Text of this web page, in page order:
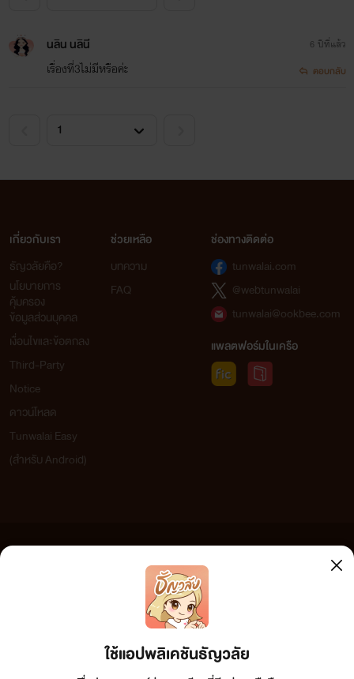
นลิน นลินี
เรื่องที่3ไม่มีหรือค่ะ
6 ปีที่แล้ว
ตอบกลับ
ใช้แอปพลิเคชันธัญวลัย
เกี่ยวกับเรา
ธัญวลัยคือ?
นโยบายการ
คุ้มครอง
ข้อมูลส่วนบุคคล
เงื่อนไขและข้อตกลง
Third-Party
Notice
ดาวน์โหลด
Tunwalai Easy
(สำหรับ Android)
ช่วยเหลือ
บทความ
FAQ
ช่องทางติดต่อ
tunwalai.com
@webtunwalai
tunwalai@ookbee.com
แพลตฟอร์มในเครือ
เว็บไซต์แห่งนี้ไม่ได้เห็นด้วยและไม่ขอรับผิดชอบต่อข้อความใดๆ ทั้งสิ้น ดังนั้นผู้อ่านทุกท่านโปรดใช้
วิจารณญาณในการกลั่นกรองด้วยตนเอง และหากท่านพบข้อความใดๆ ที่ขัดต่อกฎหมายและศีลธรรม
กรุณาแจ้งมาที่ tunwalai@ookbee.com เพื่อทีมงานจะได้ดำเนินการในทันที ทั้งนี้ ทางเว็บไซต์ขอสงวน
ลิขสิทธิ์ตามพระราชบัญญัติลิขสิทธิ์ (ฉบับเพิ่มเติม) พ.ศ.2558